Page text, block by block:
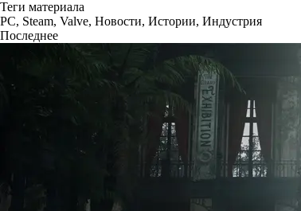
Теги материала
PC, Steam, Valve, Новости, Истории, Индустрия
Последнее